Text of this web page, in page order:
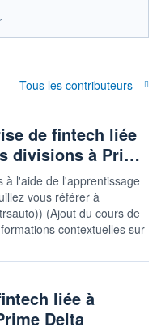
160
VEILLE
Tous les contributeurs
de fintech liée
divisions à Pri…
à l'aide de l'apprentissage
vous référer à
(Ajout du cours de
contextuelles sur
liée à
Delta